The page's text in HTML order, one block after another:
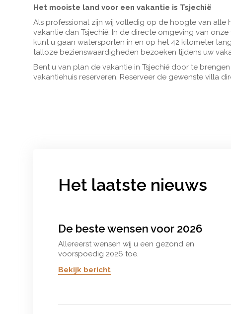
Het mooiste land voor een vakantie is Tsjechië
Als professional zijn wij volledig op de hoogte van alle
vakantie dan Tsjechië. In de directe omgeving van
kunt u gaan watersporten in en op het 42 kilometer
talloze bezienswaardigheden bezoeken tijdens uw
Bent u van plan de vakantie in Tsjechië door te
vakantiehuis reserveren. Reserveer de gewenste villa
Het laatste nieuws
De beste wensen voor 2026
Allereerst wensen wij u een gezond en
voorspoedig 2026 toe.
Bekijk bericht